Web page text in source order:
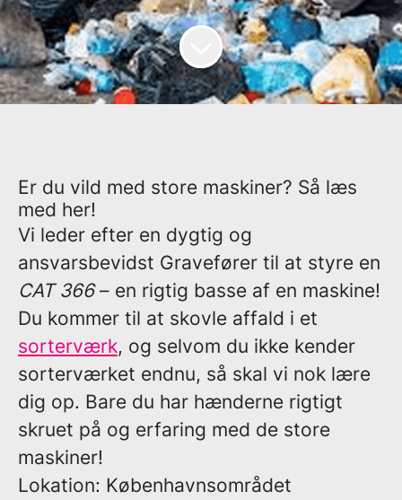
Er du vild med store maskiner? Så læs
med her!
Vi leder efter en dygtig og
ansvarsbevidst Gravefører til at styre en
CAT 366– en rigtig basse af en maskine!
Du kommer til at skovle affald i et
sorterværk, og selvom du ikke kender
sorterværket endnu, så skal vi nok lære
dig op. Bare du har hænderne rigtigt
skruet på og erfaring med de store
maskiner!
Lokation: Københavnsområdet